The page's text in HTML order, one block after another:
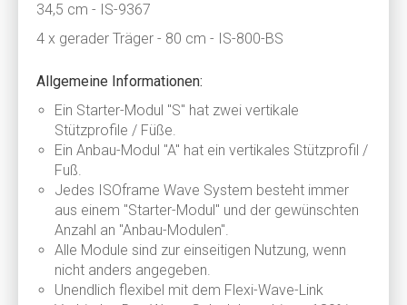
34,5 cm - IS-9367
4 x gerader Träger - 80 cm - IS-800-BS
Allgemeine Informationen:
Ein Starter-Modul "S" hat zwei vertikale
Stützprofile / Füße.
Ein Anbau-Modul "A" hat ein vertikales Stützprofil /
Fuß.
Jedes ISOframe Wave System besteht immer
aus einem "Starter-Modul" und der gewünschten
Anzahl an "Anbau-Modulen".
Alle Module sind zur einseitigen Nutzung, wenn
nicht anders angegeben.
Unendlich flexibel mit dem Flexi-Wave-Link